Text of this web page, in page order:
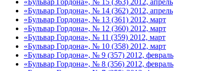
«Бульвар Гордона», № 14 (362) 2012, апрель
«Бульвар Гордона», № 13 (361) 2012, март
«Бульвар Гордона», № 12 (360) 2012, март
«Бульвар Гордона», № 11 (359) 2012, март
«Бульвар Гордона», № 10 (358) 2012, март
«Бульвар Гордона», № 9 (357) 2012, февраль
«Бульвар Гордона», № 8 (356) 2012, февраль